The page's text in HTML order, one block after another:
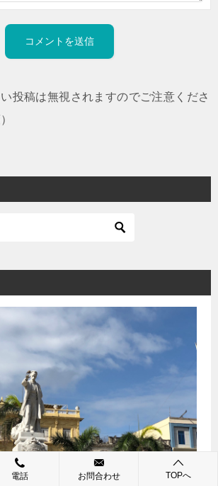
投稿は無視されますのでご注意くださ
電話 お問合わせ TOPへ